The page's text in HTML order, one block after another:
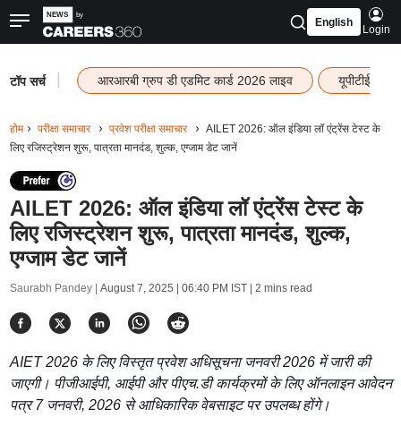
English
Login
टॉप सर्च आरआरबी ग्रुप डी एडमिट कार्ड 2026 लाइव यूपीटीईटी
होम परीक्षा समाचार प्रवेश परीक्षा समाचार
AILET 2026: ऑल इंडिया लॉ एंट्रेंस टेस्ट के
लिए रजिस्ट्रेशन शुरू, पात्रता मानदंड, शुल्क, एग्जाम डेट जानें
AILET 2026: ऑल इंडिया लॉ एंट्रेंस टेस्ट के
लिए रजिस्ट्रेशन शुरू, पात्रता मानदंड, शुल्क,
एग्जाम डेट जानें
Saurabh Pandey | August 7, 2025 | 06:40 PM IST| 2 mins read
AIET 2026 के लिए विस्तृत प्रवेश अधिसूचना जनवरी 2026 में जारी की
जाएगी। पीजीआईपी, आईपी और पीएच.डी कार्यक्रमों के लिए ऑनलाइन आवेदन
पत्र 7 जनवरी, 2026 से आधिकारिक वेबसाइट पर उपलब्ध होंगे।